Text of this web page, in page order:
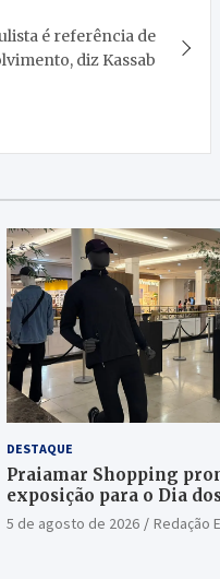
é referência de
diz Kassab
DESTAQUE
Praiamar Shopping
exposição para o Dia
Santos
5 de agosto de 2026 Redação